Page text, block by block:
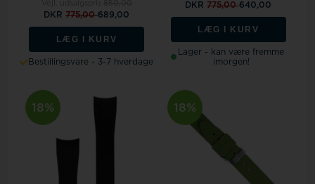
DKR775,00689,00
LÆG I KURV
Bestillingsvare - 3-7 hverdage
DKR775,00640,00
LÆG I KURV
Lager - kan være fremme
imorgen!
18% 18%